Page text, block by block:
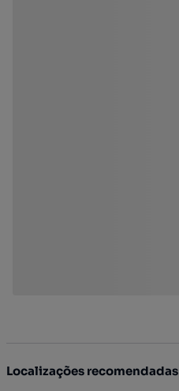
Localizações recomendadas